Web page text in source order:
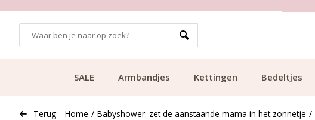
SALE Armbandjes Kettingen Bedeltjes
Terug Home / Babyshower: zet de aanstaande mama in het zonnetje /